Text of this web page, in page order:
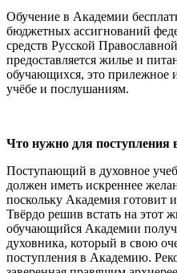
Обучение в Академии
бюджетных ассигнований
средств Русской
предоставляется жилье и
обучающихся, это прилежное
учёбе и послушаниям.
Что нужно для поступления
Поступающий в духовное
должен иметь искреннее
поскольку Академия готовит
Твёрдо решив встать на этот
обучающийся Академии
духовника, который в свою
поступления в Академию.